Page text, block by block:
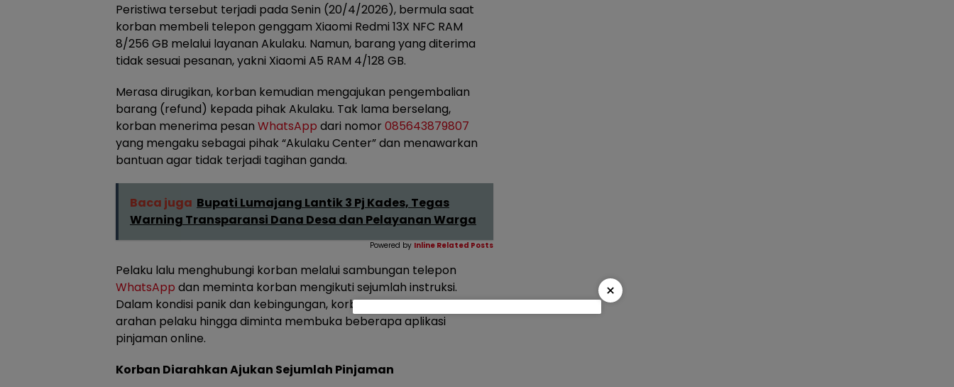
Peristiwa tersebut terjadi pada Senin (20/4/2026), bermula saat
korban membeli telepon genggam Xiaomi Redmi 13X NFC RAM
8/256 GB melalui layanan Akulaku. Namun, barang yang diterima
tidak sesuai pesanan, yakni Xiaomi A5 RAM 4/128 GB.
Merasa dirugikan, korban kemudian mengajukan pengembalian
barang (refund) kepada pihak Akulaku. Tak lama berselang,
korban menerima pesan WhatsApp dari nomor 085643879807
yang mengaku sebagai pihak “Akulaku Center” dan menawarkan
bantuan agar tidak terjadi tagihan ganda.
Baca juga Bupati Lumajang Lantik 3 Pj Kades, Tegas
Warning Transparansi Dana Desa dan Pelayanan Warga
Powered by Inline Related Posts
Pelaku lalu menghubungi korban melalui sambungan telepon
WhatsApp dan meminta korban mengikuti sejumlah instruksi.
Dalam kondisi panik dan kebingungan, korban mengaku menuruti
arahan pelaku hingga diminta membuka beberapa aplikasi
pinjaman online.
Korban Diarahkan Ajukan Sejumlah Pinjaman
×